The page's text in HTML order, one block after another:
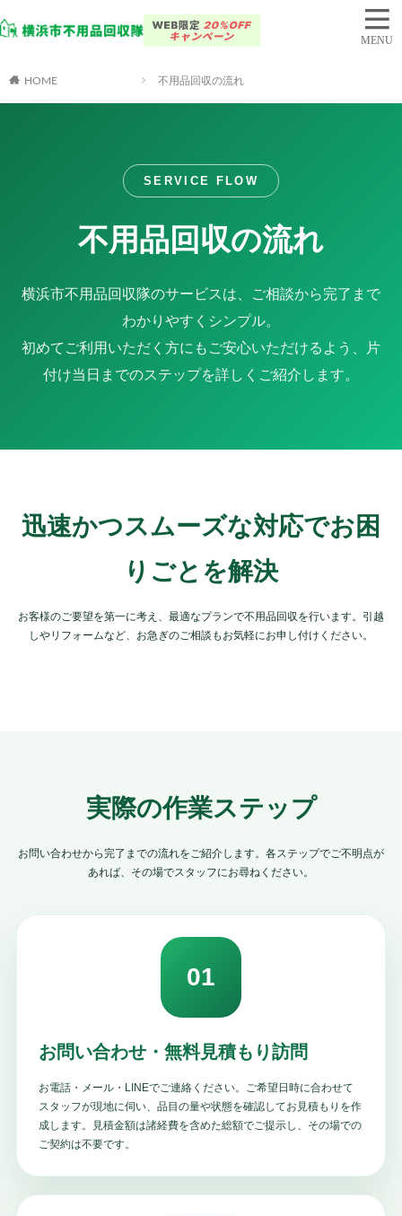
HOME 不用品回収の流れ
SERVICE FLOW
不用品回収の流れ
横浜市不用品回収隊のサービスは、ご相談から完了まで
わかりやすくシンプル。
初めてご利用いただく方にもご安心いただけるよう、片
付け当日までのステップを詳しくご紹介します。
迅速かつスムーズな対応でお困
りごとを解決
お客様のご要望を第一に考え、最適なプランで不用品回収を行います。引越
しやリフォームなど、お急ぎのご相談もお気軽にお申し付けください。
実際の作業ステップ
お問い合わせから完了までの流れをご紹介します。各ステップでご不明点が
あれば、その場でスタッフにお尋ねください。
01
お問い合わせ・無料見積もり訪問
お電話・メール・LINEでご連絡ください。ご希望日時に合わせて
スタッフが現地に伺い、品目の量や状態を確認してお見積もりを作
成します。見積金額は諸経費を含めた総額でご提示し、その場での
ご契約は不要です。